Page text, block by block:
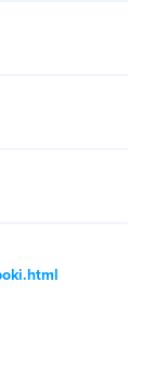
를
대폰, 태블릿과